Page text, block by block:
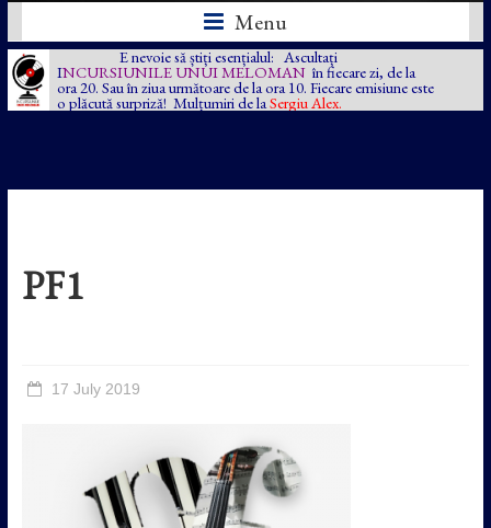
Menu
E nevoie să știți esențialul: Ascultați
INCURSIUNILE UNUI MELOMAN în fiecare zi, de la
ora 20. Sau în ziua următoare de la ora 10. Fiecare emisiune este
o plăcută surpriză! Mulțumiri de la Sergiu Alex.
PF1
17 July 2019